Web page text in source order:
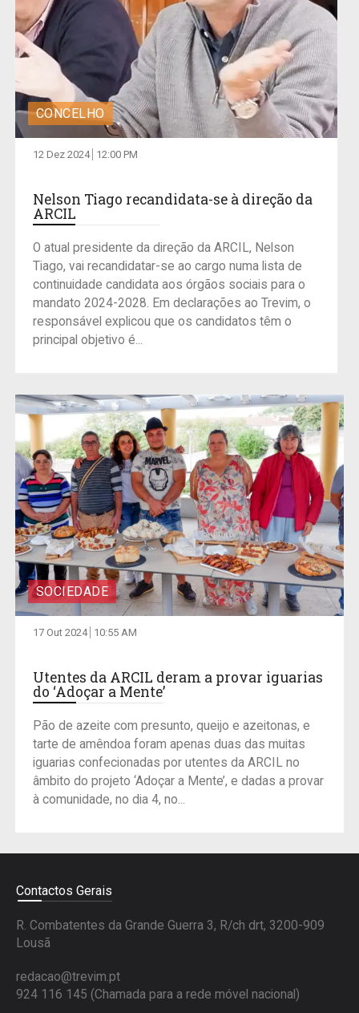
CONCELHO
12 Dez 2024 12:00 PM
Nelson Tiago recandidata-se à direção da
ARCIL
O atual presidente da direção da ARCIL, Nelson
Tiago, vai recandidatar-se ao cargo numa lista de
continuidade candidata aos órgãos sociais para o
mandato 2024-2028. Em declarações ao Trevim, o
responsável explicou que os candidatos têm o
principal objetivo é...
SOCIEDADE
17 Out 2024 10:55 AM
Utentes da ARCIL deram a provar iguarias
do ‘Adoçar a Mente’
Pão de azeite com presunto, queijo e azeitonas, e
tarte de amêndoa foram apenas duas das muitas
iguarias confecionadas por utentes da ARCIL no
âmbito do projeto ‘Adoçar a Mente’, e dadas a provar
à comunidade, no dia 4, no...
Contactos Gerais
R. Combatentes da Grande Guerra 3, R/ch drt, 3200-909
Lousã
redacao@trevim.pt
924 116 145 (Chamada para a rede móvel nacional)